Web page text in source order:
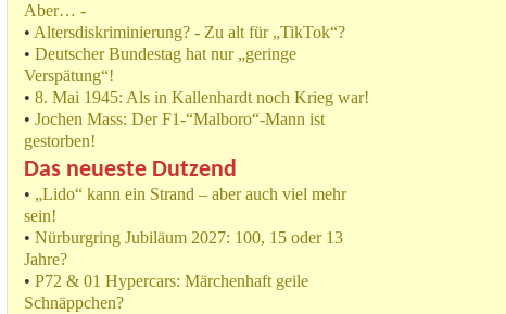
Aber… -
• Altersdiskriminierung? - Zu alt für „TikTok“?
• Deutscher Bundestag hat nur „geringe
Verspätung“!
• 8. Mai 1945: Als in Kallenhardt noch Krieg war!
• Jochen Mass: Der F1-“Malboro“-Mann ist
gestorben!
Das neueste Dutzend
• „Lido“ kann ein Strand – aber auch viel mehr
sein!
• Nürburgring Jubiläum 2027: 100, 15 oder 13
Jahre?
• P72 & 01 Hypercars: Märchenhaft geile
Schnäppchen?